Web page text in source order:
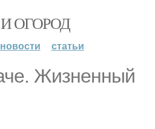
ОГОРОД
новости статьи
Жизненный